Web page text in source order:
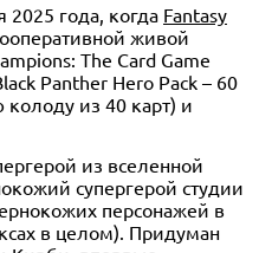
1-4 90-120 14+ Eng
Resident Evil 3
Уведомить о наличии
2025 года, когда Fantasy
живой
The Card Game
Panther Hero Pack – 60
колоду из 40 карт) и
из вселенной
супергерой студии
персонажей в
в целом). Придуман